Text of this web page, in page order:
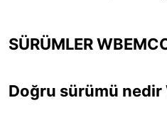
SÜRÜMLER
Doğru sürümü nedir